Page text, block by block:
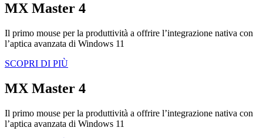
MX Master 4
Il primo mouse per la produttività a offrire l’integrazione nativa con
l’aptica avanzata di Windows 11
SCOPRI DI PIÙ
MX Master 4
Il primo mouse per la produttività a offrire l’integrazione nativa con
l’aptica avanzata di Windows 11